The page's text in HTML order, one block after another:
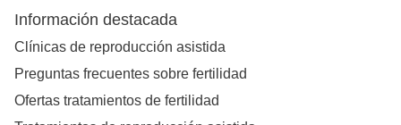
Información destacada
Clínicas de reproducción asistida
Preguntas frecuentes sobre fertilidad
Ofertas tratamientos de fertilidad